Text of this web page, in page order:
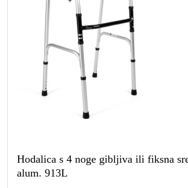
Hodalica s 4 noge gibljiva ili fiksna
alum. 913L